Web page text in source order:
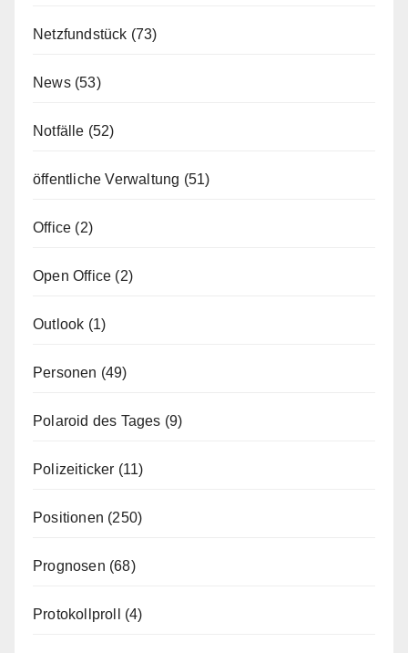
Netzfundstück (73)
News(53)
Notfälle (52)
öffentliche Verwaltung (51)
Office (2)
Open Office (2)
Outlook (1)
Personen (49)
Polaroid des Tages (9)
Polizeiticker (11)
Positionen (250)
Prognosen (68)
Protokollproll (4)